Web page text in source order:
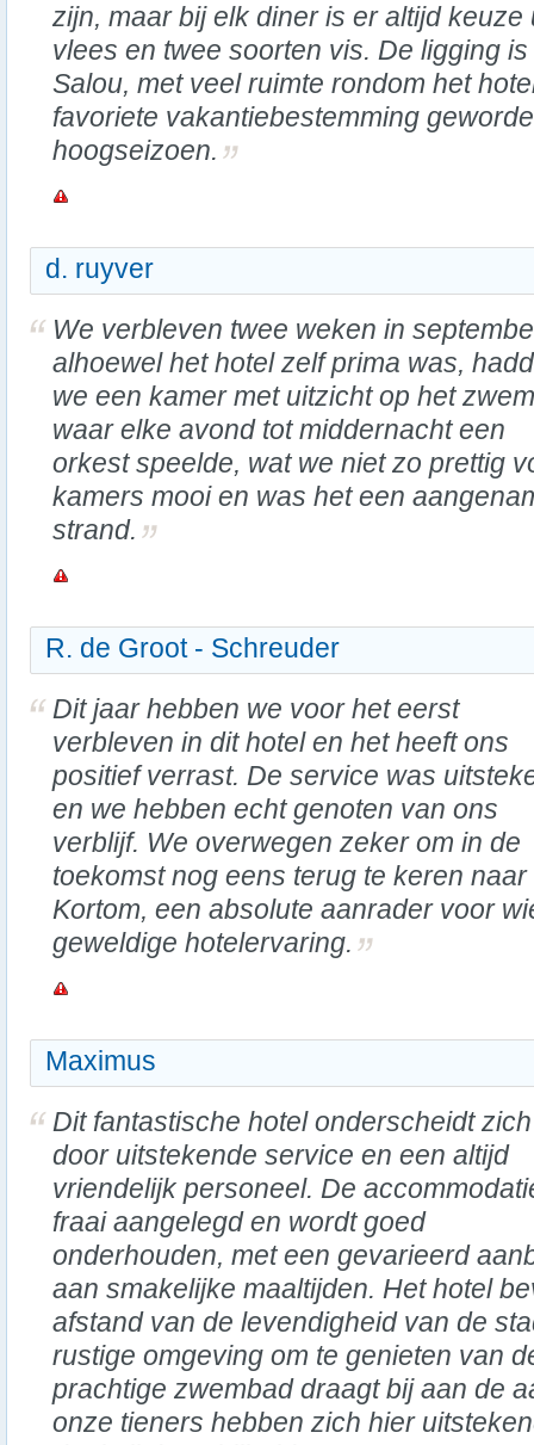
zijn, maar bij elk diner is er altijd
vlees en twee soorten vis. De ligging
Salou, met veel ruimte rondom het
favoriete vakantiebestemming
hoogseizoen.
d. ruyver
We verbleven twee weken in
alhoewel het hotel zelf prima was,
we een kamer met uitzicht op het
waar elke avond tot middernacht een
orkest speelde, wat we niet zo prettig
kamers mooi en was het een
strand.
R. de Groot - Schreuder
Dit jaar hebben we voor het eerst
verbleven in dit hotel en het heeft ons
positief verrast. De service was
en we hebben echt genoten van ons
verblijf. We overwegen zeker om in de
toekomst nog eens terug te keren
Kortom, een absolute aanrader voor
geweldige hotelervaring.
Maximus
Dit fantastische hotel onderscheidt zich
door uitstekende service en een altijd
vriendelijk personeel. De
fraai aangelegd en wordt goed
onderhouden, met een gevarieerd
aan smakelijke maaltijden. Het hotel
afstand van de levendigheid van de
rustige omgeving om te genieten van
prachtige zwembad draagt bij aan de
onze tieners hebben zich hier